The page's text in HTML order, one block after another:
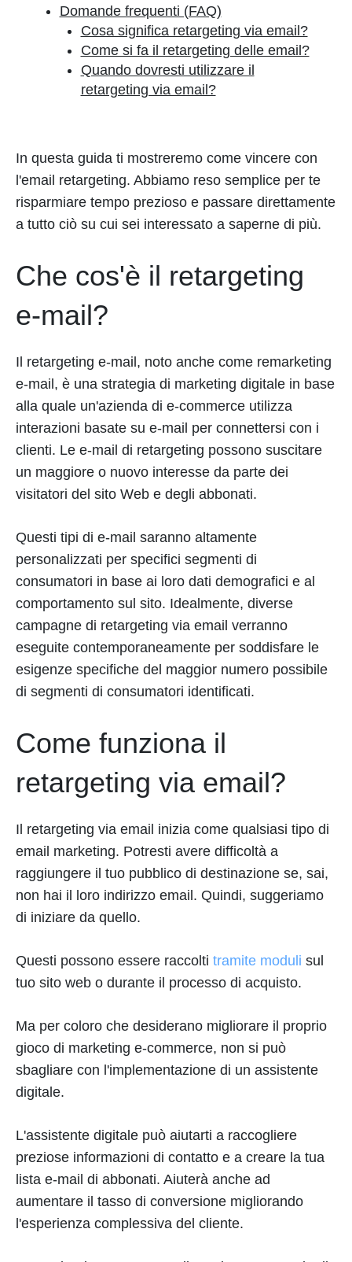
Domande frequenti (FAQ)
Cosa significa retargeting via email?
Come si fa il retargeting delle email?
Quando dovresti utilizzare il
retargeting via email?
In questa guida ti mostreremo come vincere con
l'email retargeting. Abbiamo reso semplice per te
risparmiare tempo prezioso e passare direttamente
a tutto ciò su cui sei interessato a saperne di più.
Che cos'è il retargeting
e-mail?
Il retargeting e-mail, noto anche come remarketing
e-mail, è una strategia di marketing digitale in base
alla quale un'azienda di e-commerce utilizza
interazioni basate su e-mail per connettersi con i
clienti. Le e-mail di retargeting possono suscitare
un maggiore o nuovo interesse da parte dei
visitatori del sito Web e degli abbonati.
Questi tipi di e-mail saranno altamente
personalizzati per specifici segmenti di
consumatori in base ai loro dati demografici e al
comportamento sul sito. Idealmente, diverse
campagne di retargeting via email verranno
eseguite contemporaneamente per soddisfare le
esigenze specifiche del maggior numero possibile
di segmenti di consumatori identificati.
Come funziona il
retargeting via email?
Il retargeting via email inizia come qualsiasi tipo di
email marketing. Potresti avere difficoltà a
raggiungere il tuo pubblico di destinazione se, sai,
non hai il loro indirizzo email. Quindi, suggeriamo
di iniziare da quello.
Questi possono essere raccolti tramite moduli sul
tuo sito web o durante il processo di acquisto.
Ma per coloro che desiderano migliorare il proprio
gioco di marketing e-commerce, non si può
sbagliare con l'implementazione di un assistente
digitale.
L'assistente digitale può aiutarti a raccogliere
preziose informazioni di contatto e a creare la tua
lista e-mail di abbonati. Aiuterà anche ad
aumentare il tasso di conversione migliorando
l'esperienza complessiva del cliente.